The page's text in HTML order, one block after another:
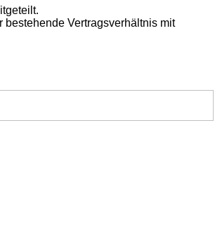
Vertragsverhältnis mit